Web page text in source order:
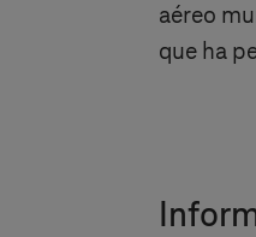
aéreo
que ha